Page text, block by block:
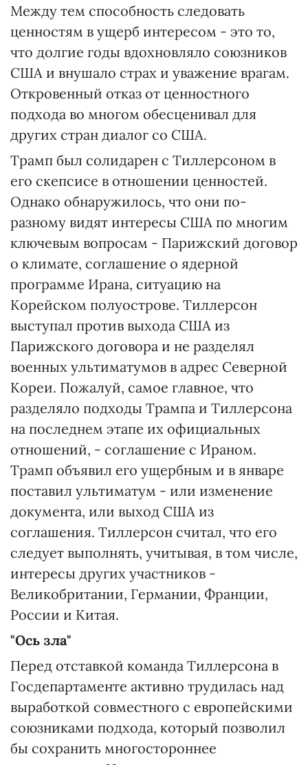
Между тем способность следовать
ценностям в ущерб интересом - это то,
что долгие годы вдохновляло союзников
США и внушало страх и уважение врагам.
Откровенный отказ от ценностного
подхода во многом обесценивал для
других стран диалог со США.
Трамп был солидарен с Тиллерсоном в
его скепсисе в отношении ценностей.
Однако обнаружилось, что они по-
разному видят интересы США по многим
ключевым вопросам - Парижский договор
о климате, соглашение о ядерной
программе Ирана, ситуацию на
Корейском полуострове. Тиллерсон
выступал против выхода США из
Парижского договора и не разделял
военных ультиматумов в адрес Северной
Кореи. Пожалуй, самое главное, что
разделяло подходы Трампа и Тиллерсона
на последнем этапе их официальных
отношений, - соглашение с Ираном.
Трамп объявил его ущербным и в январе
поставил ультиматум - или изменение
документа, или выход США из
соглашения. Тиллерсон считал, что его
следует выполнять, учитывая, в том числе,
интересы других участников -
Великобритании, Германии, Франции,
России и Китая.
"Ось зла"
Перед отставкой команда Тиллерсона в
Госдепартаменте активно трудилась над
выработкой совместного с европейскими
союзниками подхода, который позволил
бы сохранить многостороннее